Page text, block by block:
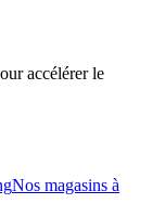
accélérer le
Nos magasins à